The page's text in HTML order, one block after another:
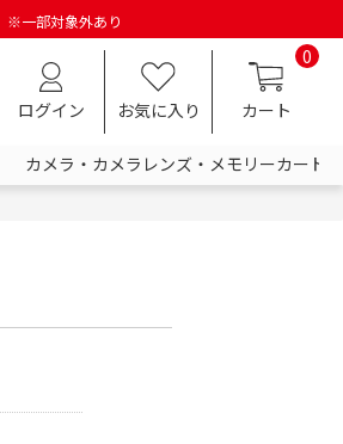
※一部対象外あり
ログイン お気に入り
0
カート
カメラ・カメラレンズ・メモリーカード